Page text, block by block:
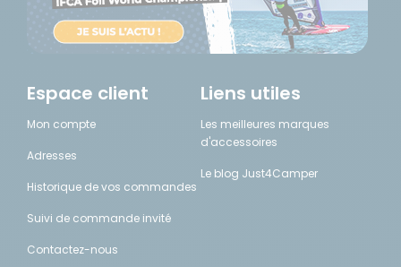
Espace client
Mon compte
Adresses
Historique de vos commandes
Suivi de commande invité
Contactez-nous
Liens utiles
Les meilleures marques
d'accessoires
Le blog Just4Camper